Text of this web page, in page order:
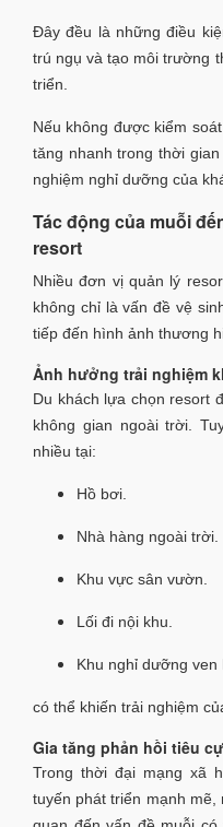
Đây đều là những điều
trú ngụ và tạo môi trường
triển.
Nếu không được kiểm
tăng nhanh trong thời
nghiệm nghỉ dưỡng của
Tác động của muỗi
resort
Nhiều đơn vị quản lý
không chỉ là vấn đề vệ
tiếp đến hình ảnh thương
Ảnh hưởng trải nghiệm
Du khách lựa chọn resort
không gian ngoài trời.
nhiều tại:
Hồ bơi.
Nhà hàng ngoài trời.
Khu vực sân vườn.
Lối đi nội khu.
Khu nghỉ dưỡng ven
có thể khiến trải nghiệm
Gia tăng phản hồi tiêu
Trong thời đại mạng xã
tuyến phát triển mạnh